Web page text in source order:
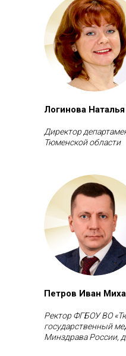
Логинова
Директор
Тюменской области
Петров Иван
Ректор ФГБОУ ВО
государственный
Минздрава России,